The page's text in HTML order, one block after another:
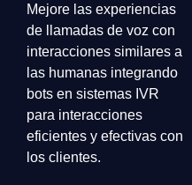
Mejore las experiencias
de llamadas de voz con
interacciones similares a
las humanas integrando
bots en sistemas IVR
para interacciones
eficientes y efectivas con
los clientes.